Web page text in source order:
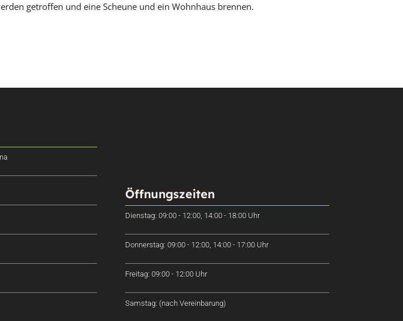
getroffen und eine Scheune und ein Wohnhaus brennen.
Öffnungszeiten
Dienstag: 09:00 - 12:00, 14:00 - 18:00 Uhr
Donnerstag: 09:00 - 12:00, 14:00 - 17:00 Uhr
Freitag: 09:00 - 12:00 Uhr
Samstag: (nach Vereinbarung)